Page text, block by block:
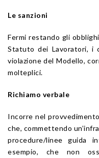
Le sanzioni
Fermi restando gli
Statuto dei Lavoratori, i
violazione del Modello,
molteplici.
Richiamo verbale
Incorre nel
che, commettendo
procedure/linee guida
esempio, che non